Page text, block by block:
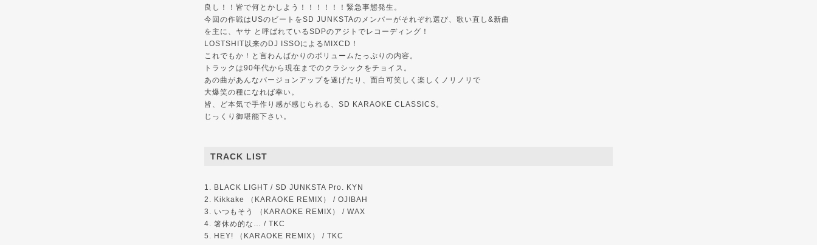
良し！！皆で何とかしよう！！！！！！緊急事態発生。
今回の作戦はUSのビートをSD JUNKSTAのメンバーがそれぞれ選び、歌い直し&新曲
を主に、ヤサ と呼ばれているSDPのアジトでレコーディング！
LOSTSHIT以来のDJ ISSOによるMIXCD！
これでもか！と言わんばかりのボリュームたっぷりの内容。
トラックは90年代から現在までのクラシックをチョイス。
あの曲があんなバージョンアップを遂げたり、面白可笑しく楽しくノリノリで
大爆笑の種になれば幸い。
皆、ど本気で手作り感が感じられる、SD KARAOKE CLASSICS。
じっくり御堪能下さい。
TRACK LIST
1. BLACK LIGHT / SD JUNKSTA Pro. KYN
2. Kikkake （KARAOKE REMIX） / OJIBAH
3. いつもそう （KARAOKE REMIX） / WAX
4. 箸休め的な… / TKC
5. HEY! （KARAOKE REMIX） / TKC